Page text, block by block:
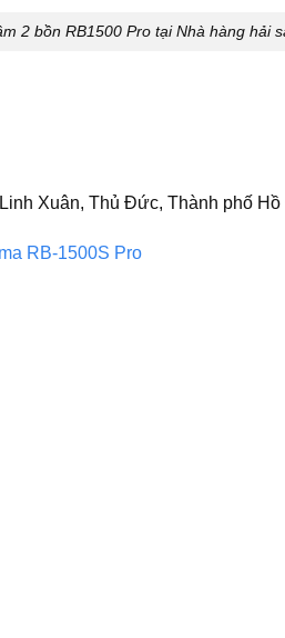
2 bồn RB1500 Pro tại Nhà hàng hải
Xuân, Thủ Đức, Thành phố Hồ
RB-1500S Pro